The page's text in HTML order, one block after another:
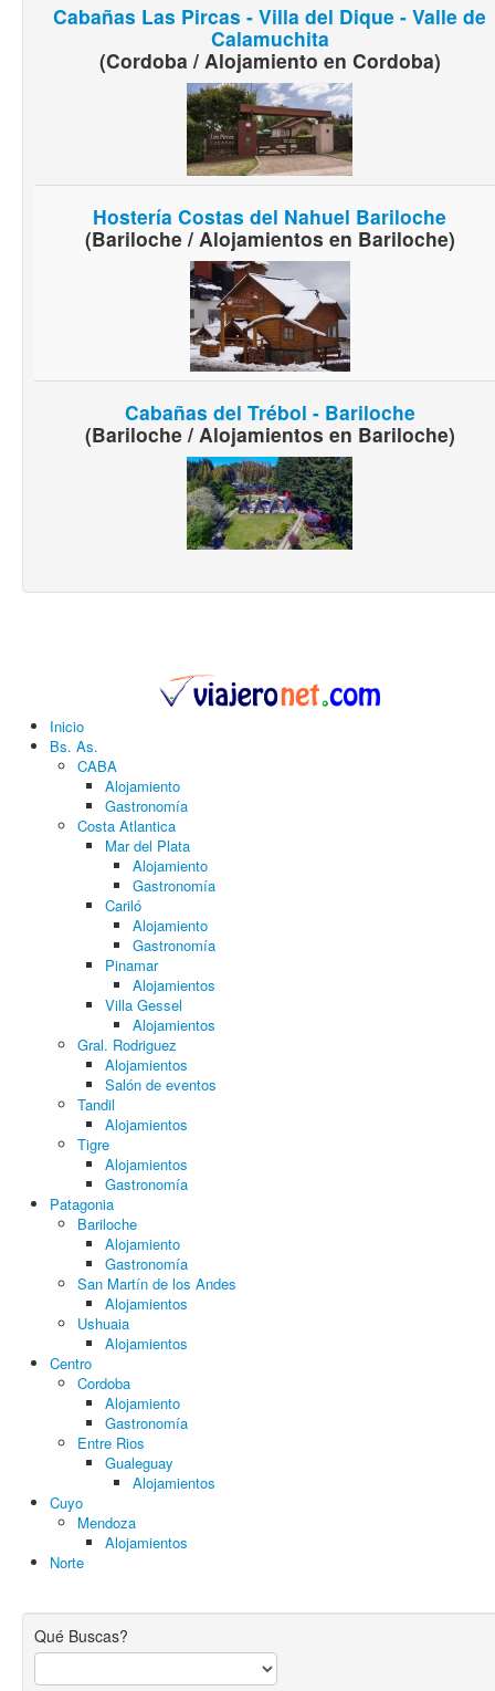
Cabañas Las Pircas - Villa del Dique - Valle de
Calamuchita
(Cordoba / Alojamiento en Cordoba)
Hostería Costas del Nahuel Bariloche
(Bariloche / Alojamientos en Bariloche)
Cabañas del Trébol - Bariloche
(Bariloche / Alojamientos en Bariloche)
Inicio
Bs. As.
CABA
Alojamiento
Gastronomía
Costa Atlantica
Mar del Plata
Alojamiento
Gastronomía
Cariló
Alojamiento
Gastronomía
Pinamar
Alojamientos
Villa Gessel
Alojamientos
Gral. Rodriguez
Alojamientos
Salón de eventos
Tandil
Alojamientos
Tigre
Alojamientos
Gastronomía
Patagonia
Bariloche
Alojamiento
Gastronomía
San Martín de los Andes
Alojamientos
Ushuaia
Alojamientos
Centro
Cordoba
Alojamiento
Gastronomía
Entre Rios
Gualeguay
Alojamientos
Cuyo
Mendoza
Alojamientos
Norte
Qué Buscas?